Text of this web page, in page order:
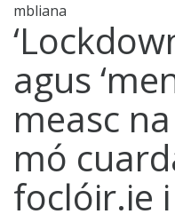
mbliana
agus
measc
mó
foclóir.ie